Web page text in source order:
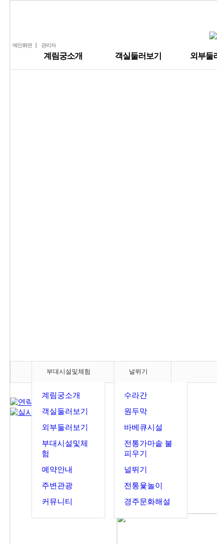
메인화면 관리자
계림궁소개 객실둘러보기 외부둘
부대시설및체험
계림궁소개
객실둘러보기
외부둘러보기
부대시설및체
험
예약안내
주변관광
커뮤니티
널뛰기
수라간
원두막
바베큐시설
전통가마솥 불
피우기
널뛰기
전통윷놀이
경주문화해설